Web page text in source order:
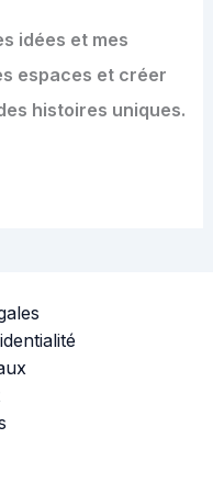
idées et mes
espaces et créer
histoires uniques.